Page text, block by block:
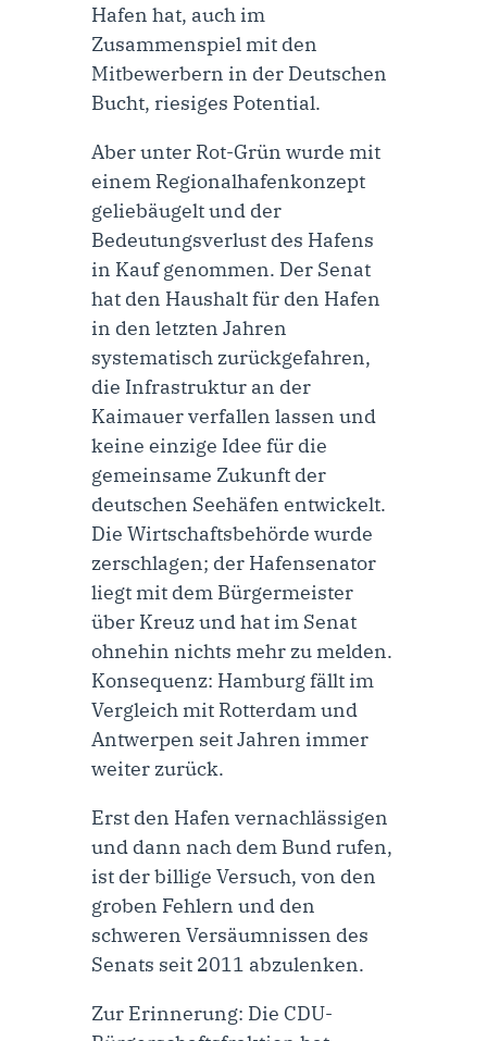
Hafen hat, auch im
Zusammenspiel mit den
Mitbewerbern in der Deutschen
Bucht, riesiges Potential.
Aber unter Rot-Grün wurde mit
einem Regionalhafenkonzept
geliebäugelt und der
Bedeutungsverlust des Hafens
in Kauf genommen. Der Senat
hat den Haushalt für den Hafen
in den letzten Jahren
systematisch zurückgefahren,
die Infrastruktur an der
Kaimauer verfallen lassen und
keine einzige Idee für die
gemeinsame Zukunft der
deutschen Seehäfen entwickelt.
Die Wirtschaftsbehörde wurde
zerschlagen; der Hafensenator
liegt mit dem Bürgermeister
über Kreuz und hat im Senat
ohnehin nichts mehr zu melden.
Konsequenz: Hamburg fällt im
Vergleich mit Rotterdam und
Antwerpen seit Jahren immer
weiter zurück.
Erst den Hafen vernachlässigen
und dann nach dem Bund rufen,
ist der billige Versuch, von den
groben Fehlern und den
schweren Versäumnissen des
Senats seit 2011 abzulenken.
Zur Erinnerung: Die CDU-